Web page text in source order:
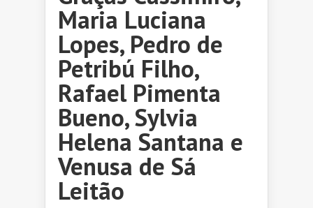
Maria Luciana
Lopes, Pedro de
Petribú Filho,
Rafael Pimenta
Bueno, Sylvia
Helena Santana e
Venusa de Sá
Leitão